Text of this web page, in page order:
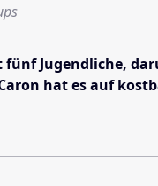
Jugendliche,
hat es auf